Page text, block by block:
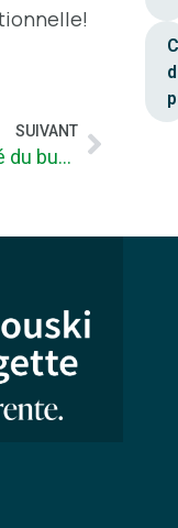
SUIVANT
Résumé du budget 2020 de la MRC de Rimouski-Neigette